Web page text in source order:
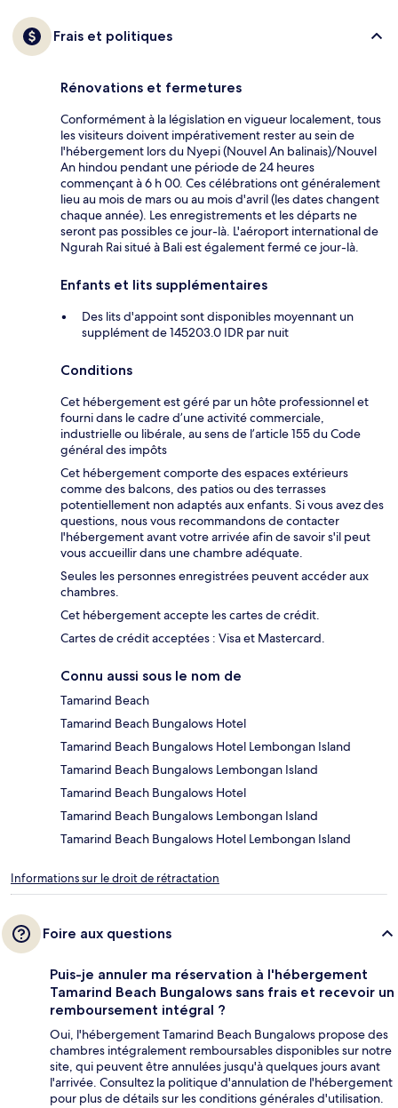
Frais et politiques
Rénovations et fermetures
Conformément à la législation en vigueur localement, tous
les visiteurs doivent impérativement rester au sein de
l'hébergement lors du Nyepi (Nouvel An balinais)/Nouvel
An hindou pendant une période de 24 heures
commençant à 6 h 00. Ces célébrations ont généralement
lieu au mois de mars ou au mois d'avril (les dates changent
chaque année). Les enregistrements et les départs ne
seront pas possibles ce jour-là. L'aéroport international de
Ngurah Rai situé à Bali est également fermé ce jour-là.
Enfants et lits supplémentaires
Des lits d'appoint sont disponibles moyennant un
supplément de 145203.0 IDR par nuit
Conditions
Cet hébergement est géré par un hôte professionnel et
fourni dans le cadre d’une activité commerciale,
industrielle ou libérale, au sens de l’article 155 du Code
général des impôts
Cet hébergement comporte des espaces extérieurs
comme des balcons, des patios ou des terrasses
potentiellement non adaptés aux enfants. Si vous avez des
questions, nous vous recommandons de contacter
l'hébergement avant votre arrivée afin de savoir s'il peut
vous accueillir dans une chambre adéquate.
Seules les personnes enregistrées peuvent accéder aux
chambres.
Cet hébergement accepte les cartes de crédit.
Cartes de crédit acceptées : Visa et Mastercard.
Connu aussi sous le nom de
Tamarind Beach
Tamarind Beach Bungalows Hotel
Tamarind Beach Bungalows Hotel Lembongan Island
Tamarind Beach Bungalows Lembongan Island
Tamarind Beach Bungalows Hotel
Tamarind Beach Bungalows Lembongan Island
Tamarind Beach Bungalows Hotel Lembongan Island
Informations sur le droit de rétractation
Foire aux questions
Puis-je annuler ma réservation à l'hébergement
Tamarind Beach Bungalows sans frais et recevoir un
remboursement intégral ?
Oui, l'hébergement Tamarind Beach Bungalows propose des
chambres intégralement remboursables disponibles sur notre
site, qui peuvent être annulées jusqu'à quelques jours avant
l'arrivée. Consultez la politique d'annulation de l'hébergement
pour plus de détails sur les conditions générales d'utilisation.